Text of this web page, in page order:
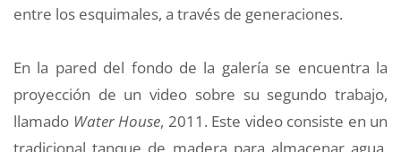
entre los esquimales, a través de generaciones.
En la pared del fondo de la galería se encuentra la
proyección de un video sobre su segundo trabajo,
llamado Water House, 2011. Este video consiste en un